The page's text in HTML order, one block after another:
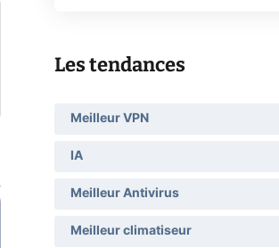
Les tendances
Meilleur VPN
IA
Meilleur Antivirus
Meilleur climatiseur